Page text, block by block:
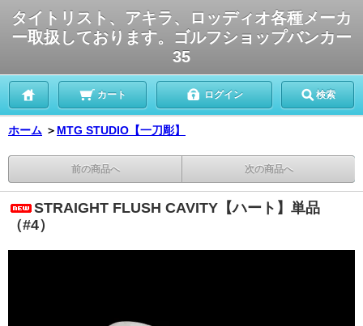
タイトリスト、アキラ、ロッディオ各種メーカ
ー取扱しております。ゴルフショップバンカー
35
カート ログイン 検索
ホーム ＞ MTG STUDIO【一刀彫】
前の商品へ 次の商品へ
STRAIGHT FLUSH CAVITY【ハート】単品
（#4）